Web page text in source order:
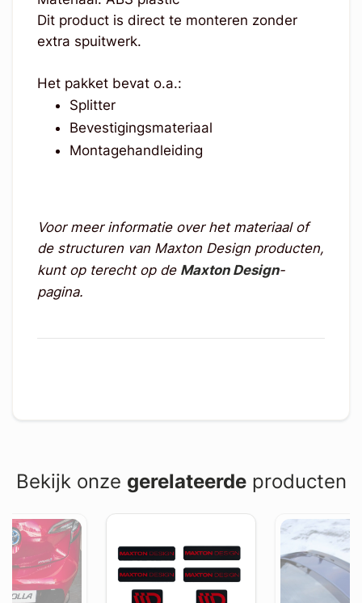
Dit product is direct te monteren zonder
extra spuitwerk.
Het pakket bevat o.a.:
Splitter
Bevestigingsmateriaal
Montagehandleiding
Voor meer informatie over het materiaal of
de structuren van Maxton Design producten,
kunt op terecht op de Maxton Design-
pagina.
Bekijk onze gerelateerdeproducten